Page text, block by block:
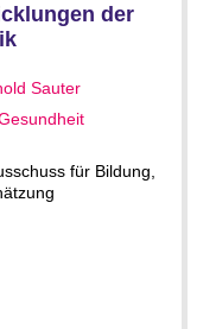
der
Sauter
für Bildung,